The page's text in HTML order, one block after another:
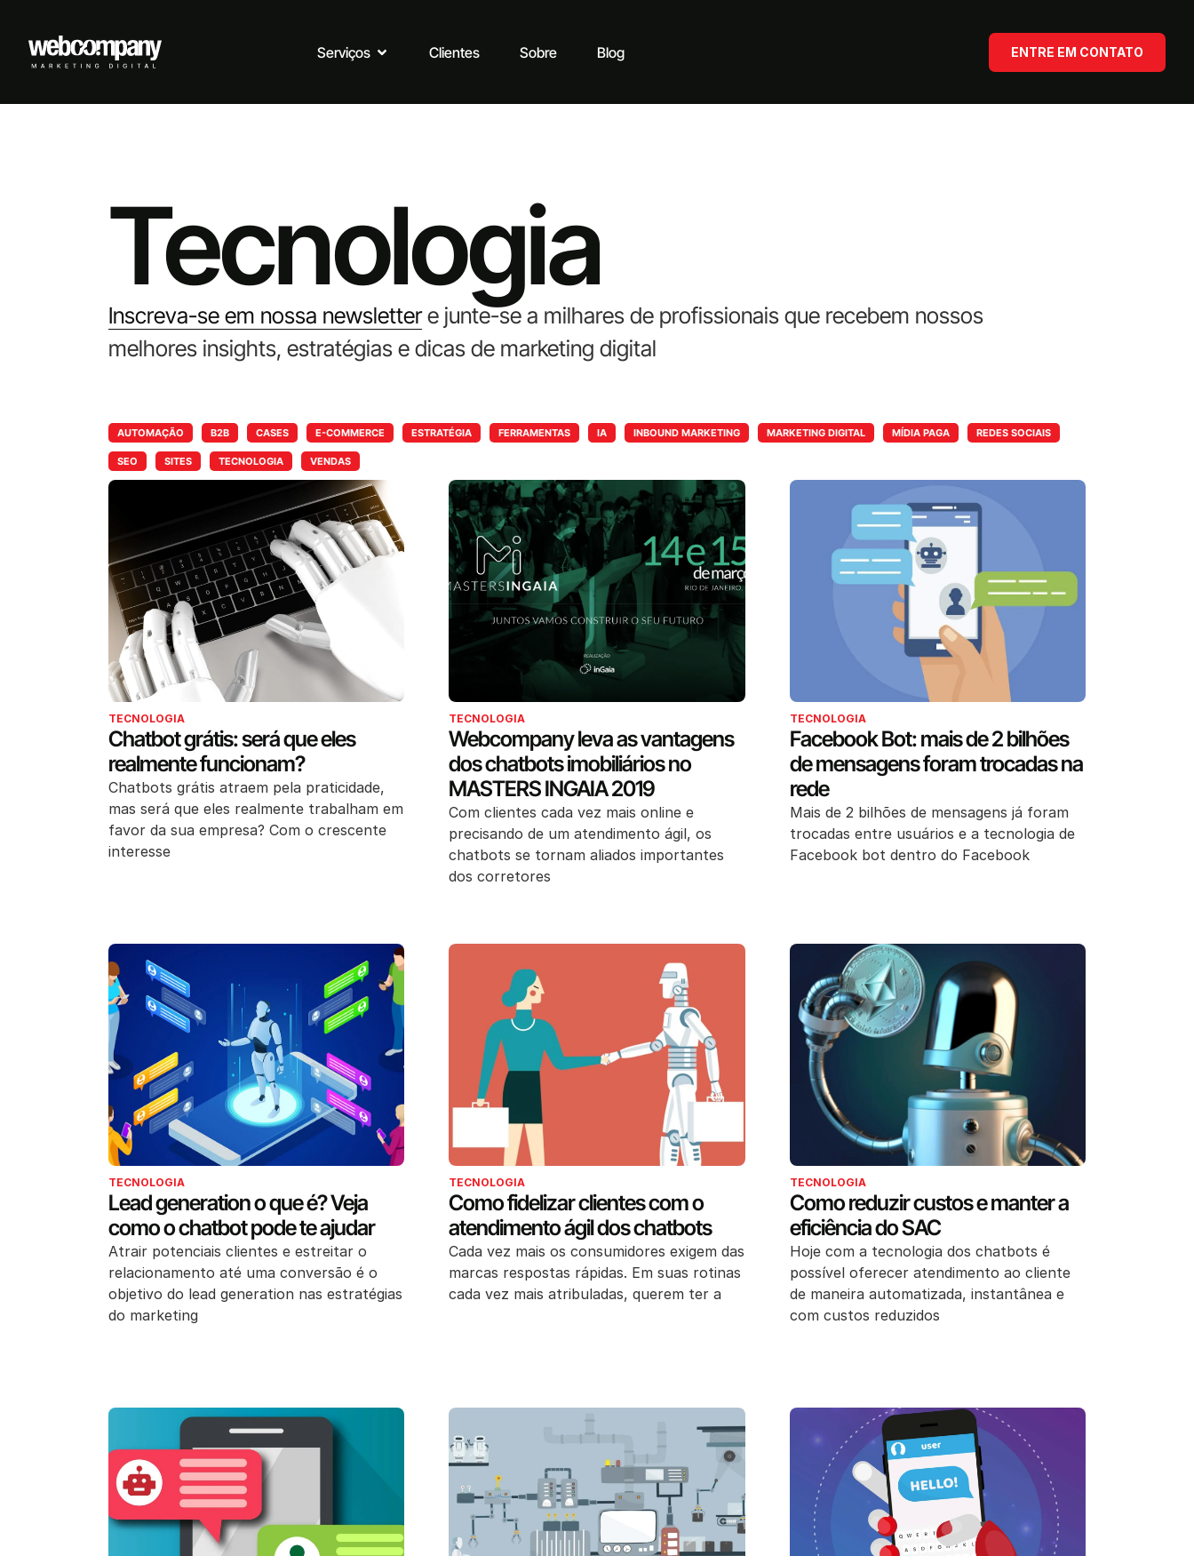
Serviços Clientes Sobre Blog ENTRE EM CONTATO
Tecnologia
Inscreva-se em nossa newslettere junte-se a milhares de profissionais que recebem nossos
melhores insights, estratégias e dicas de marketing digital
AUTOMAÇÃO B2B CASES E-COMMERCE ESTRATÉGIA FERRAMENTAS IA INBOUND MARKETING MARKETING DIGITAL MÍDIA PAGA REDES SOCIAIS
SEO SITES TECNOLOGIA VENDAS
TECNOLOGIA
Chatbot grátis: será que eles
realmente funcionam?
Chatbots grátis atraem pela praticidade,
mas será que eles realmente trabalham em
favor da sua empresa? Com o crescente
interesse
TECNOLOGIA
Webcompany leva as vantagens
dos chatbots imobiliários no
MASTERS INGAIA 2019
Com clientes cada vez mais online e
precisando de um atendimento ágil, os
chatbots se tornam aliados importantes
dos corretores
TECNOLOGIA
Facebook Bot: mais de 2 bilhões
de mensagens foram trocadas na
rede
Mais de 2 bilhões de mensagens já foram
trocadas entre usuários e a tecnologia de
Facebook bot dentro do Facebook
TECNOLOGIA
Lead generation o que é? Veja
como o chatbot pode te ajudar
Atrair potenciais clientes e estreitar o
relacionamento até uma conversão é o
objetivo do lead generation nas estratégias
do marketing
TECNOLOGIA
Como fidelizar clientes com o
atendimento ágil dos chatbots
Cada vez mais os consumidores exigem das
marcas respostas rápidas. Em suas rotinas
cada vez mais atribuladas, querem ter a
TECNOLOGIA
Como reduzir custos e manter a
eficiência do SAC
Hoje com a tecnologia dos chatbots é
possível oferecer atendimento ao cliente
de maneira automatizada, instantânea e
com custos reduzidos